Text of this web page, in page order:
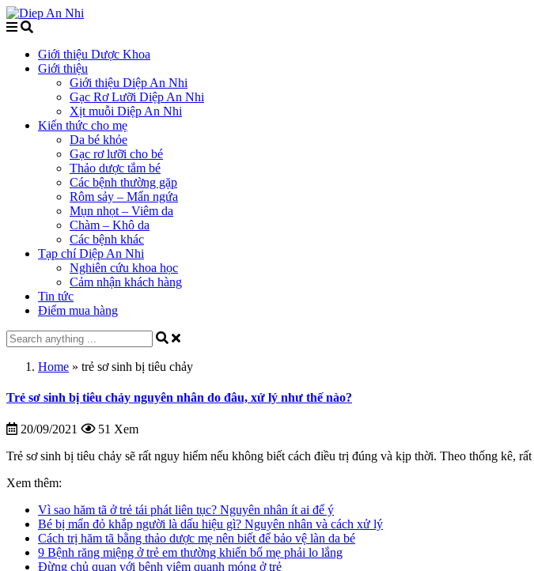
Giới thiệu Dược Khoa
Giới thiệu
Giới thiệu Diệp An Nhi
Gạc Rơ Lưỡi Diệp An Nhi
Xịt muỗi Diệp An Nhi
Kiến thức cho mẹ
Da bé khỏe
Gạc rơ lưỡi cho bé
Thảo dược tắm bé
Các bệnh thường gặp
Rôm sảy – Mẩn ngứa
Mụn nhọt – Viêm da
Chàm – Khô da
Các bệnh khác
Tạp chí Diệp An Nhi
Nghiên cứu khoa học
Cảm nhận khách hàng
Tin tức
Điểm mua hàng
Home » trẻ sơ sinh bị tiêu chảy
Trẻ sơ sinh bị tiêu chảy nguyên nhân do đâu, xử lý như thế nào?
20/09/2021 51 Xem
Trẻ sơ sinh bị tiêu chảy sẽ rất nguy hiểm nếu không biết cách điều trị đúng và kịp thời. Theo thống kê,
Xem thêm:
Vì sao hăm tã ở trẻ tái phát liên tục? Nguyên nhân ít ai để ý
Bé bị mẩn đỏ khắp người là dấu hiệu gì? Nguyên nhân và cách xử lý
Cách trị hăm tã bằng thảo dược mẹ nên biết để bảo vệ làn da bé
9 Bệnh răng miệng ở trẻ em thường khiến bố mẹ phải lo lắng
Đừng chủ quan với bệnh viêm quanh móng ở trẻ